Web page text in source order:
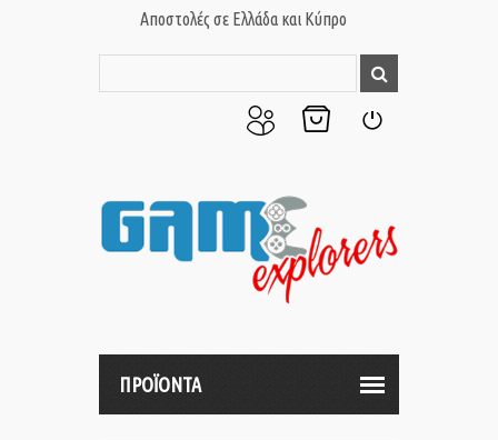
Αποστολές σε Ελλάδα και Κύπρο
μου
ΠΡΟΪΟΝΤΑ